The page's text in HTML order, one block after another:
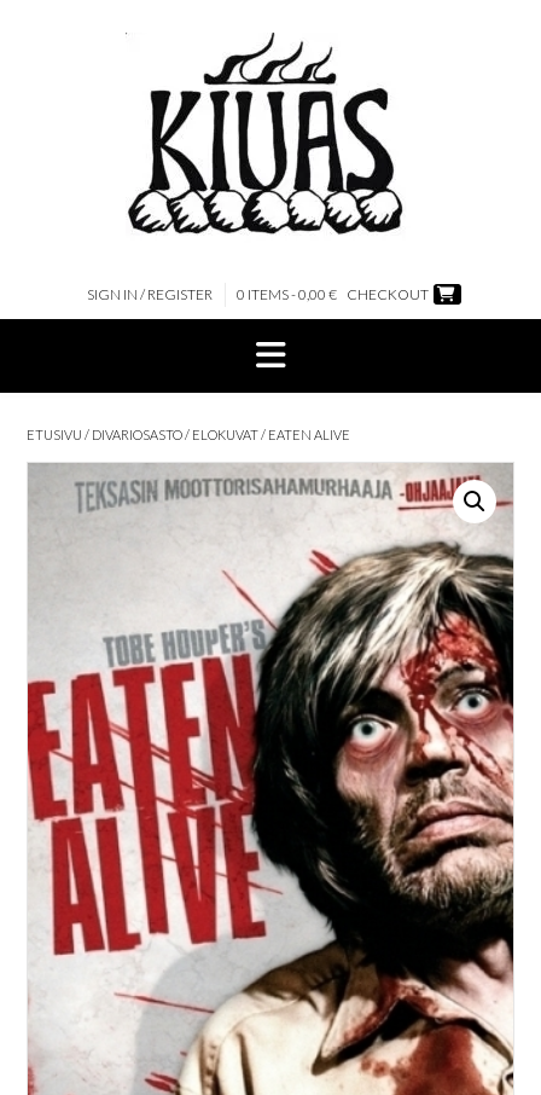
SIGN IN / REGISTER 0 ITEMS - 0,00 € CHECKOUT
ETUSIVU / DIVARIOSASTO/ ELOKUVAT/ EATEN ALIVE